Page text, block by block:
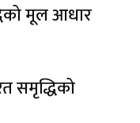
मूल आधार
समृद्धिको